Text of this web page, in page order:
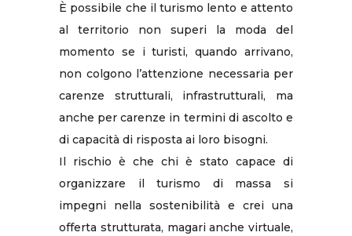
È possibile che il turismo lento e attento
al territorio non superi la moda del
momento se i turisti, quando arrivano,
non colgono l’attenzione necessaria per
carenze strutturali, infrastrutturali, ma
anche per carenze in termini di ascolto e
di capacità di risposta ai loro bisogni.
Il rischio è che chi è stato capace di
organizzare il turismo di massa si
impegni nella sostenibilità e crei una
offerta strutturata, magari anche virtuale,